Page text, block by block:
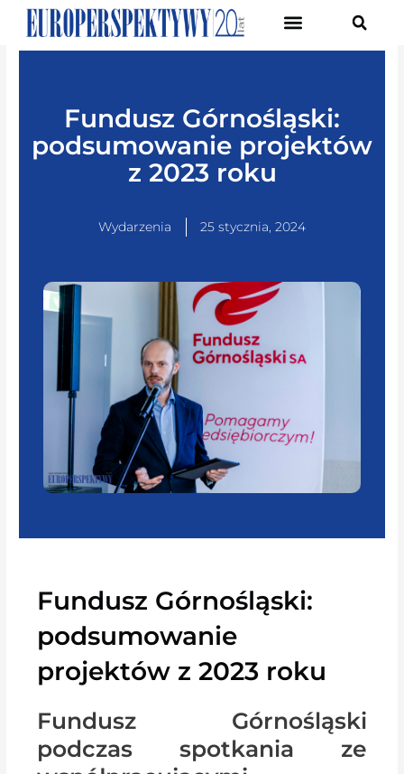
Fundusz Górnośląski:
podsumowanie projektów
z 2023 roku
Wydarzenia 25 stycznia, 2024
Fundusz Górnośląski:
podsumowanie
projektów z 2023 roku
Fundusz Górnośląski
podczas spotkania ze